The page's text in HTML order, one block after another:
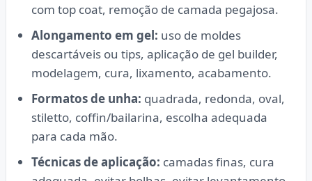
com top coat, remoção de camada pegajosa.
Alongamento em gel: uso de moldes
descartáveis ou tips, aplicação de gel builder,
modelagem, cura, lixamento, acabamento.
Formatos de unha: quadrada, redonda, oval,
stiletto, coffin/bailarina, escolha adequada
para cada mão.
Técnicas de aplicação: camadas finas, cura